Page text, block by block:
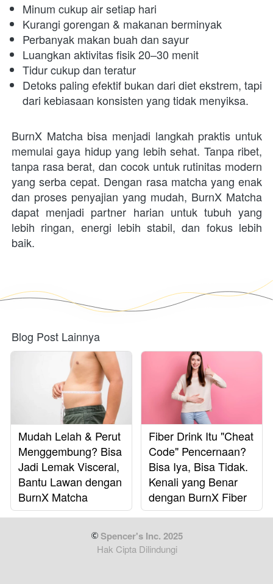
Minum cukup air setiap hari
Kurangi gorengan & makanan berminyak
Perbanyak makan buah dan sayur
Luangkan aktivitas fisik 20–30 menit
Tidur cukup dan teratur
Detoks paling efektif bukan dari diet ekstrem, tapi
dari kebiasaan konsisten yang tidak menyiksa.
BurnX Matcha bisa menjadi langkah praktis untuk
memulai gaya hidup yang lebih sehat. Tanpa ribet,
tanpa rasa berat, dan cocok untuk rutinitas modern
yang serba cepat. Dengan rasa matcha yang enak
dan proses penyajian yang mudah, BurnX Matcha
dapat menjadi partner harian untuk tubuh yang
lebih ringan, energi lebih stabil, dan fokus lebih
baik.
Blog Post Lainnya
Mudah Lelah & Perut
Menggembung? Bisa
Jadi Lemak Visceral,
Bantu Lawan dengan
BurnX Matcha
Fiber Drink Itu "Cheat
Code" Pencernaan?
Bisa Iya, Bisa Tidak.
Kenali yang Benar
dengan BurnX Fiber
Spencer's Inc. 2025
Hak Cipta Dilindungi